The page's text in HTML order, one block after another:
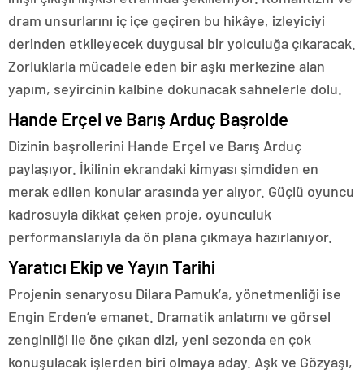
dram unsurlarını iç içe geçiren bu hikâye, izleyiciyi
derinden etkileyecek duygusal bir yolculuğa çıkaracak.
Zorluklarla mücadele eden bir aşkı merkezine alan
yapım, seyircinin kalbine dokunacak sahnelerle dolu.
Hande Erçel ve Barış Arduç Başrolde
Dizinin başrollerini Hande Erçel ve Barış Arduç
paylaşıyor. İkilinin ekrandaki kimyası şimdiden en
merak edilen konular arasında yer alıyor. Güçlü oyuncu
kadrosuyla dikkat çeken proje, oyunculuk
performanslarıyla da ön plana çıkmaya hazırlanıyor.
Yaratıcı Ekip ve Yayın Tarihi
Projenin senaryosu Dilara Pamuk’a, yönetmenliği ise
Engin Erden’e emanet. Dramatik anlatımı ve görsel
zenginliği ile öne çıkan dizi, yeni sezonda en çok
konuşulacak işlerden biri olmaya aday. Aşk ve Gözyaşı,